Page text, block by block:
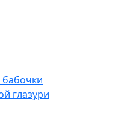
глазури